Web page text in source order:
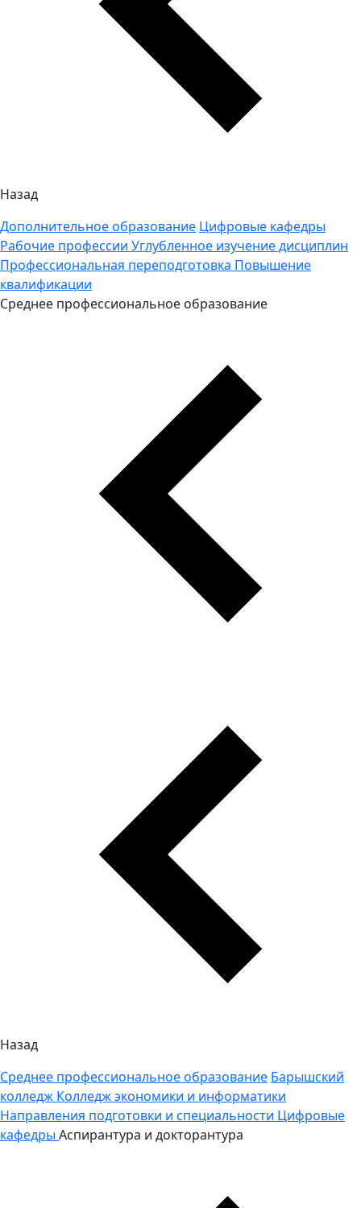
Назад
Дополнительное образование Цифровые кафедры
Рабочие профессии Углубленное изучение дисциплин
Профессиональная переподготовка Повышение
квалификации
Среднее профессиональное образование
Назад
Среднее профессиональное образование Барышский
колледж Колледж экономики и информатики
Направления подготовки и специальности Цифровые
кафедры Аспирантура и докторантура